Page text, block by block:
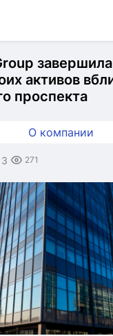
активов
проспекта
О компании
271